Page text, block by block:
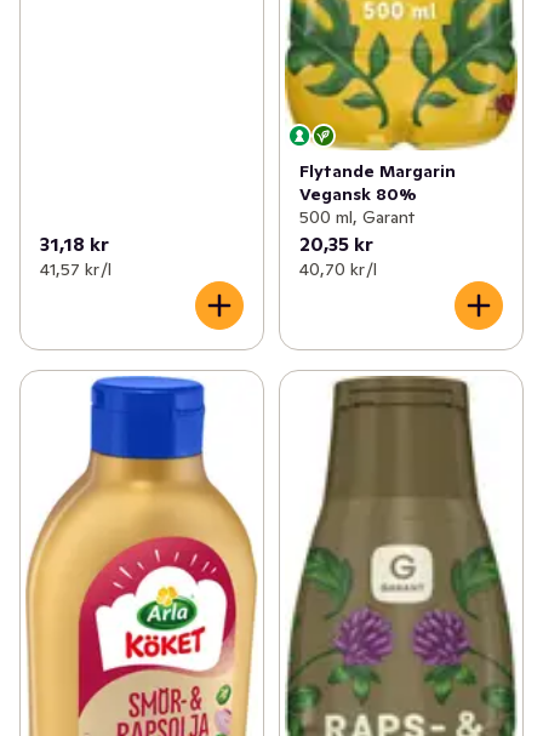
31,18 kr
41,57 kr /l
Flytande Margarin
Vegansk 80%
500 ml, Garant
20,35 kr
40,70 kr /l